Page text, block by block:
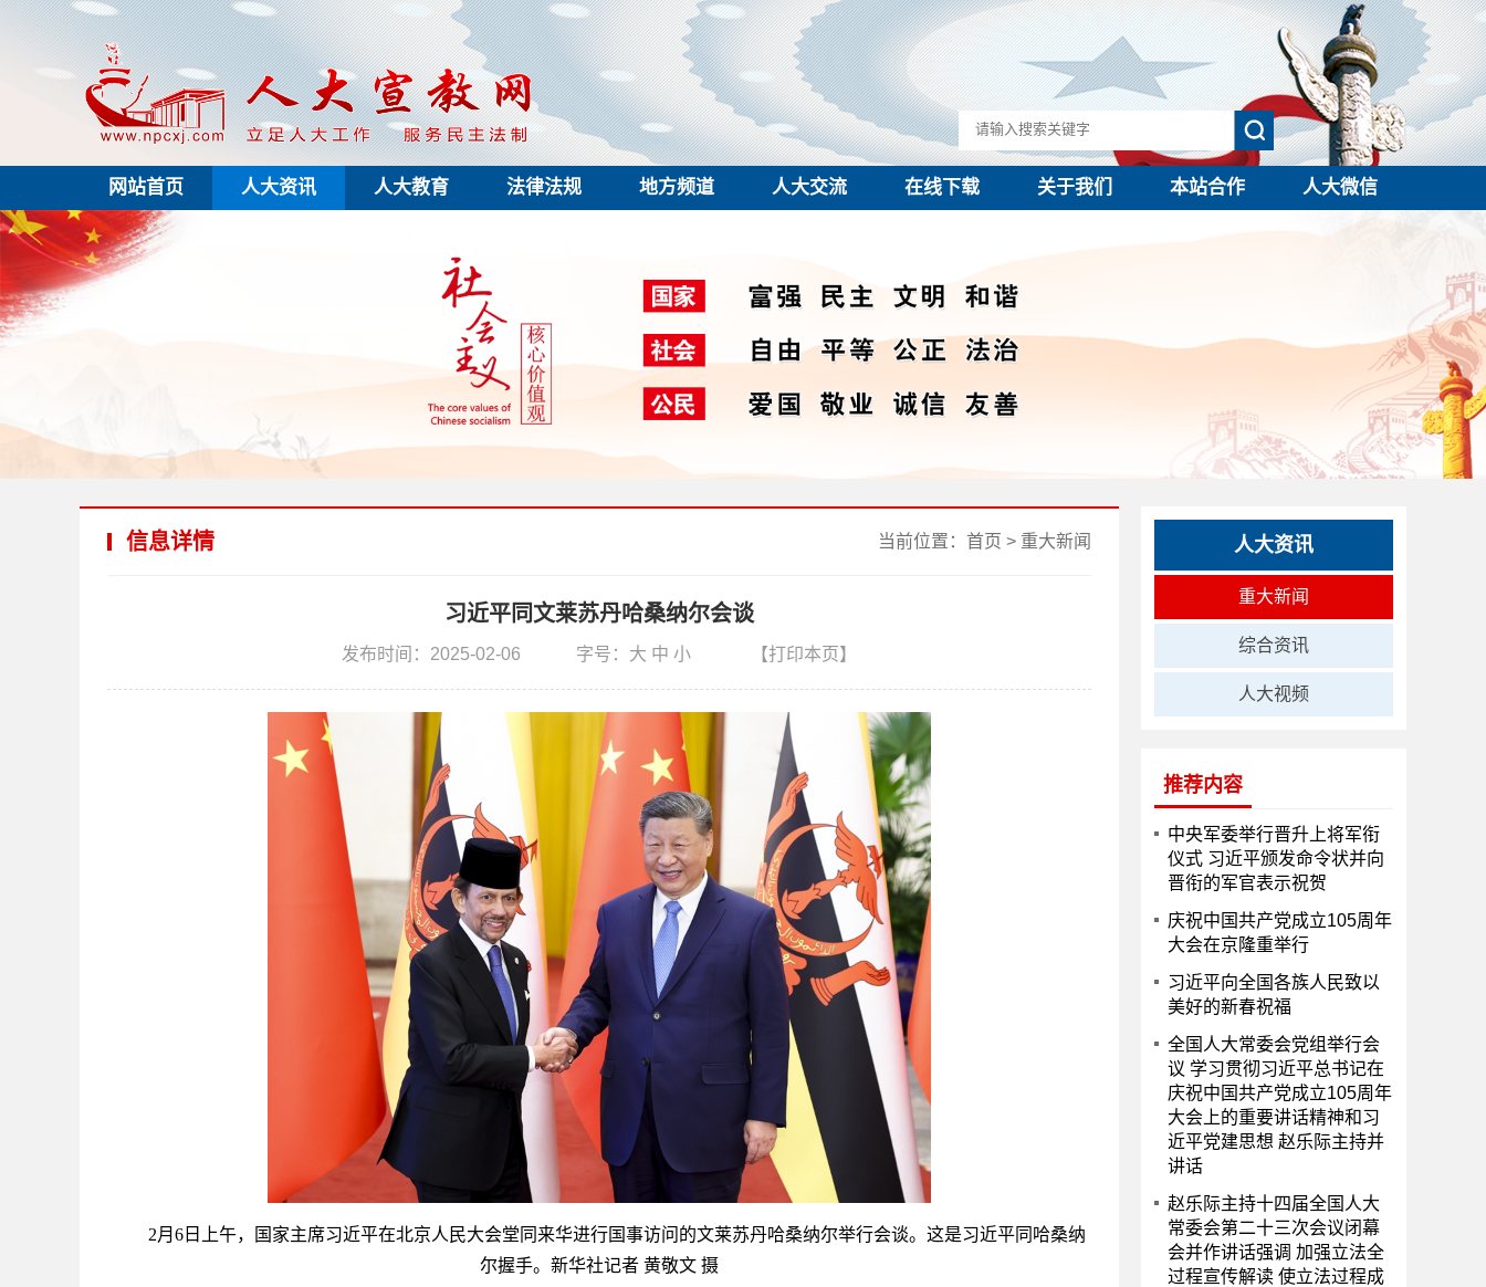
网站首页 人大资讯 人大教育 法律法规 地方频道 人大交流 在线下载 关于我们 本站合作 人大微信
信息详情 当前位置： 首页 > 重大新闻
习近平同文莱苏丹哈桑纳尔会谈
发布时间：2025-02-06 字号： 大 中 小 【打印本页】
2月6日上午，国家主席习近平在北京人民大会堂同来华进行国事访问的文莱苏丹哈桑纳尔举行会谈。这是习近平同哈桑纳
尔握手。新华社记者 黄敬文 摄
人大资讯
重大新闻
综合资讯
人大视频
推荐内容
中央军委举行晋升上将军衔
仪式 习近平颁发命令状并向
晋衔的军官表示祝贺
庆祝中国共产党成立105周年
大会在京隆重举行
习近平向全国各族人民致以
美好的新春祝福
全国人大常委会党组举行会
议 学习贯彻习近平总书记在
庆祝中国共产党成立105周年
大会上的重要讲话精神和习
近平党建思想 赵乐际主持并
讲话
赵乐际主持十四届全国人大
常委会第二十三次会议闭幕
会并作讲话强调 加强立法全
过程宣传解读 使立法过程成